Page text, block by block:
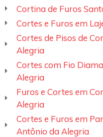
Cortina de Furos
Cortes e Furos em
Cortes de Pisos de
Alegria
Cortes com Fio
Alegria
Furos e Cortes em
Alegria
Cortes e Furos em
Antônio da Alegria